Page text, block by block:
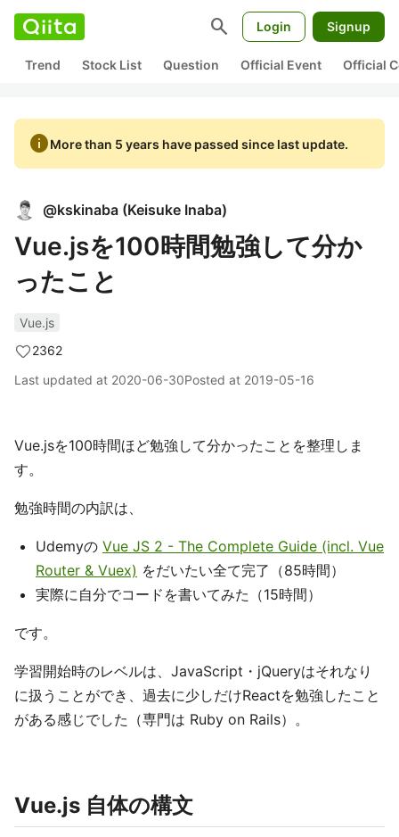
search Login Signup
Trend Stock List Question Official Event Official
infoMore than 5 years have passed since last update.
@kskinaba (Keisuke Inaba)
Vue.jsを100時間勉強して分か
ったこと
Vue.js
2362
Last updated at 2020-06-30Posted at 2019-05-16
Vue.jsを100時間ほど勉強して分かったことを整理しま
す。
勉強時間の内訳は、
Udemyの Vue JS 2 - The Complete Guide (incl. Vue
Router & Vuex) をだいたい全て完了（85時間）
実際に自分でコードを書いてみた（15時間）
です。
学習開始時のレベルは、JavaScript・jQueryはそれなり
に扱うことができ、過去に少しだけReactを勉強したこと
がある感じでした（専門は Ruby on Rails）。
Vue.js 自体の構文